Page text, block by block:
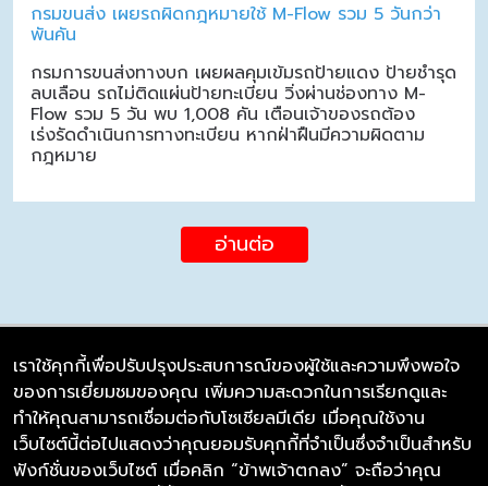
กรมขนส่ง เผยรถผิดกฎหมายใช้ M-Flow รวม 5 วันกว่า
พันคัน
กรมการขนส่งทางบก เผยผลคุมเข้มรถป้ายแดง ป้ายชำรุด
ลบเลือน รถไม่ติดแผ่นป้ายทะเบียน วิ่งผ่านช่องทาง M-
Flow รวม 5 วัน พบ 1,008 คัน เตือนเจ้าของรถต้อง
เร่งรัดดำเนินการทางทะเบียน หากฝ่าฝืนมีความผิดตาม
กฎหมาย
อ่านต่อ
บริษัท ซิมลิงค์ จำกัด
98/226 Bangrakyai-Baanmai Road,
Bangyai, Nonthaburi 11140
เราใช้คุกกี้เพื่อปรับปรุงประสบการณ์ของผู้ใช้และความพึงพอใจ
ของการเยี่ยมชมของคุณ เพิ่มความสะดวกในการเรียกดูและ
ทำให้คุณสามารถเชื่อมต่อกับโซเชียลมีเดีย เมื่อคุณใช้งาน
เว็บไซต์นี้ต่อไปแสดงว่าคุณยอมรับคุกกี้ที่จำเป็นซึ่งจำเป็นสำหรับ
ฟังก์ชั่นของเว็บไซต์ เมื่อคลิก “ข้าพเจ้าตกลง” จะถือว่าคุณ